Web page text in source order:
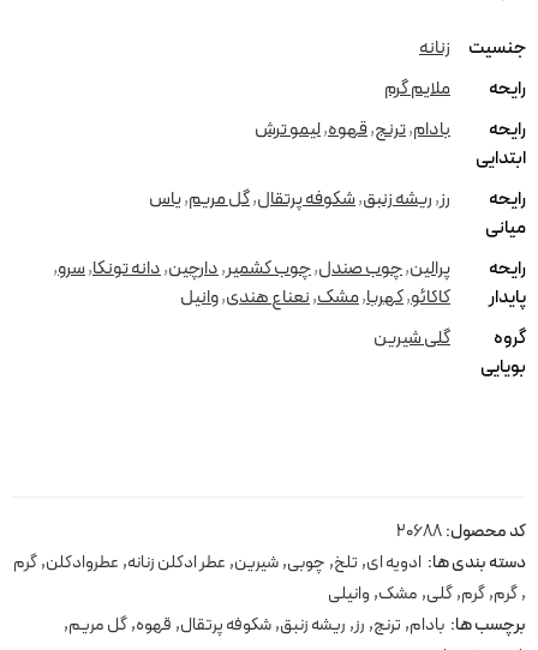
جنسیت
زنانه
رایحه
ملایم گرم
رایحه
ابتدایی
بادام,ترنج,قهوه,لیمو ترش
رایحه
میانی
رز,ریشه زنبق,شکوفه پرتقال,گل مریم,یاس
رایحه
پایدار
پرالین,چوب صندل,چوب کشمیر,دارچین,دانه تونکا,سرو,
کاکائو,کهربا,مشک,نعناع هندی,وانیل
گروه
بویایی
گلی شیرین
کد محصول:20688
دسته بندی ها: ادویه ای, تلخ, چوبی,شیرین, عطر ادکلن زنانه, عطروادکلن,گرم
,گرم,گرم,گلی, مشک, وانیلی
برچسب ها: بادام, ترنج, رز, ریشه زنبق,شکوفه پرتقال, قهوه,گل مریم,